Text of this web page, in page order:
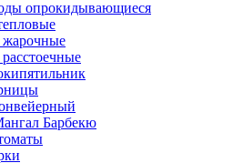
опрокидывающиеся
Барбекю